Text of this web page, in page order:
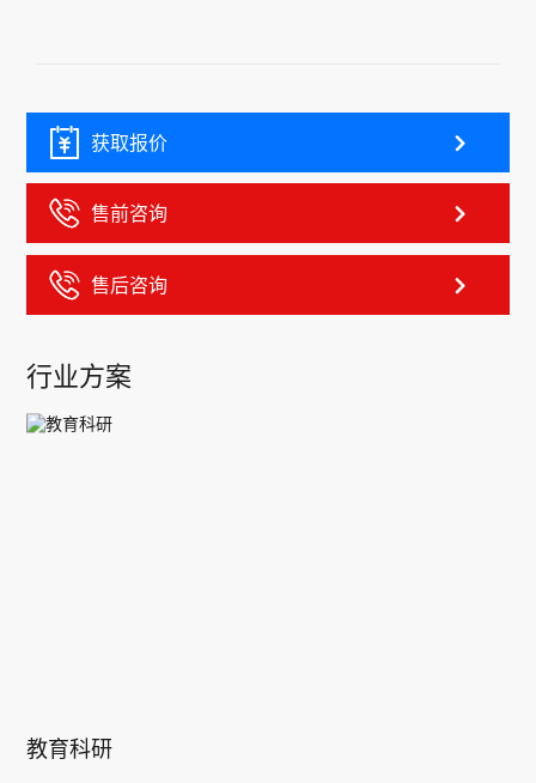
获取报价
售前咨询
售后咨询
行业方案
教育科研